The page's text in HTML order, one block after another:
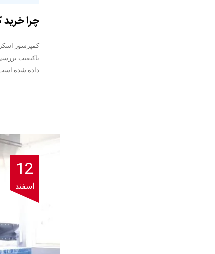
چرا
کمپرسور
باکیفیت
داده شده
12
اسفند